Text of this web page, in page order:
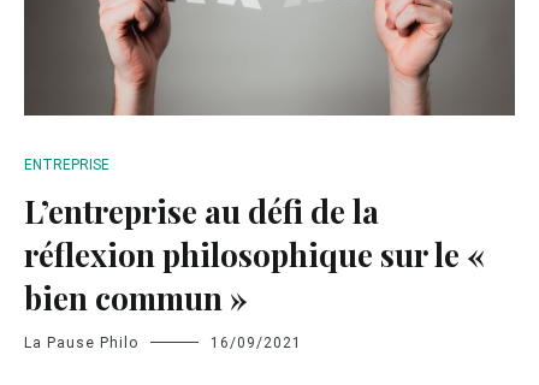
ENTREPRISE
L’entreprise au défi de la
réflexion philosophique sur le «
bien commun »
La Pause Philo 16/09/2021